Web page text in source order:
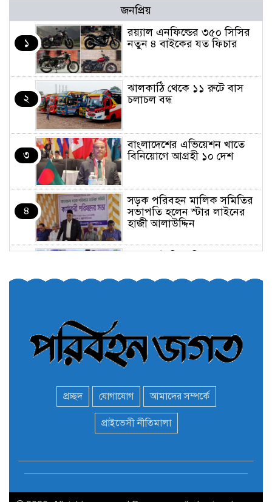
জনপ্রিয়
১
র‌য়্যাল এনফিল্ডের ৩৫০ সিসির
নতুন ৪ বাইকের যত ফিচার
২
ঝালকাঠি থেকে ১১ রুটে বাস
চলাচল বন্ধ
৩
বাংলাদেশের এভিয়েশন খাতে
বিনিয়োগে আগ্রহী ১০ দেশ
৪
সড়ক পরিবহন মালিক সমিতির
সভাপতি হলেন স্টার লাইনের
হাজী আলাউদ্দিন
অনির্দিষ্টকালের জন্য বাংলাদেশে
মন্ত্রী এমপিদের দেশত্যাগের
হিড়িক : নিরাপদ আশ্রয়ে
বাস ড্রাইভার নিকোলাস মাদুরো
প্রচ্ছদ যোগাযোগ আমাদের সম্পর্কে
প্রাইভেসী নীতিমালা